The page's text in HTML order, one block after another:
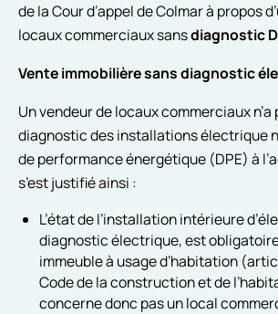
de la Cour d’appel de Colmar à propos
locaux commerciaux sansdiagnostic
Vente immobilière sans diagnostic
Un vendeur de locaux commerciaux n’a
diagnostic des installations électrique
de performance énergétique (DPE) à
s’est justifié ainsi :
L’état de l’installation intérieure
diagnostic électrique, est
immeuble à usage d’habitation
Code de la construction et de
concerne donc pas un local